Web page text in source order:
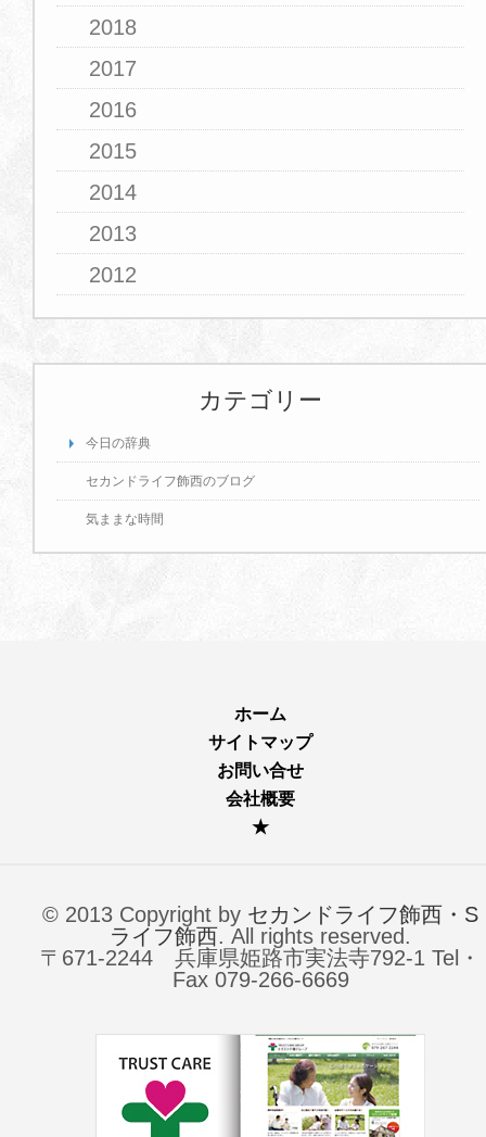
2018
2017
2016
2015
2014
2013
2012
カテゴリー
今日の辞典
セカンドライフ飾西のブログ
気ままな時間
ホーム
サイトマップ
お問い合せ
会社概要
★
© 2013 Copyright by セカンドライフ飾西・S
ライフ飾西. All rights reserved.
〒671-2244 兵庫県姫路市実法寺792-1 Tel・
Fax 079-266-6669